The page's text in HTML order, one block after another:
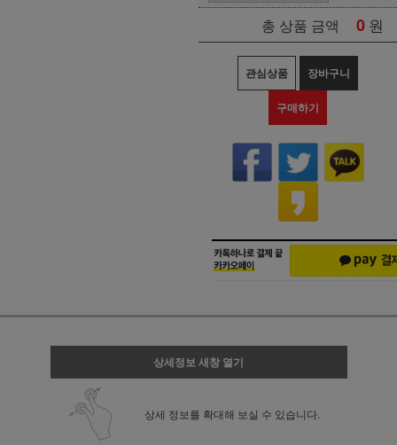
총 상품 금액 0 원
관심상품 장바구니
구매하기
상세정보 새창 열기
상세 정보를 확대해 보실 수 있습니다.